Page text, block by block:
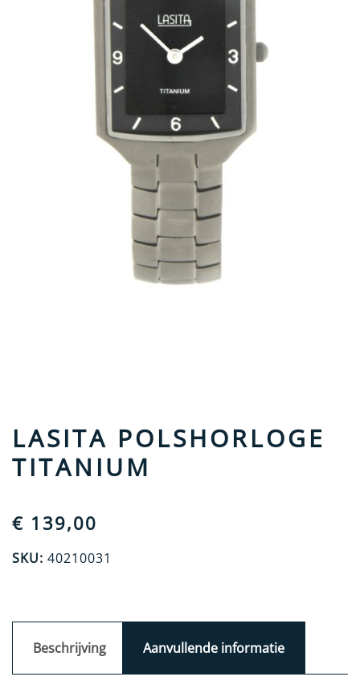
LASITA POLSHORLOGE
TITANIUM
€ 139,00
SKU: 40210031
Beschrijving Aanvullende informatie